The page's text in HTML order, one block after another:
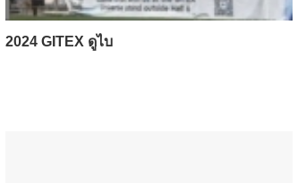
2024 GITEX ดูไบ